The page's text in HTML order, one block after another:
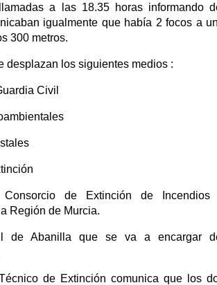
a las 18.35 horas informando
igualmente que había 2 focos a
300 metros.
desplazan los siguientes medios :
Civil
Consorcio de Extinción de Incendios
Región de Murcia.
de Abanilla que se va a encargar
de Extinción comunica que los